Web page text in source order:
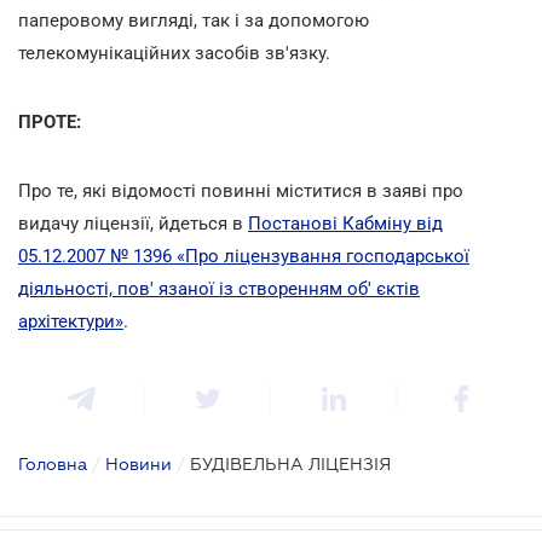
паперовому вигляді, так і за допомогою
телекомунікаційних засобів зв'язку.
ПРОТЕ:
Про те, які відомості повинні міститися в заяві про
видачу ліцензії, йдеться в Постанові Кабміну від
05.12.2007 № 1396 «Про ліцензування господарської
діяльності, пов' язаної із створенням об' єктів
архітектури».
Головна / Новини / БУДІВЕЛЬНА ЛІЦЕНЗІЯ